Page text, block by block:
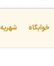
خوابگاه شهریه